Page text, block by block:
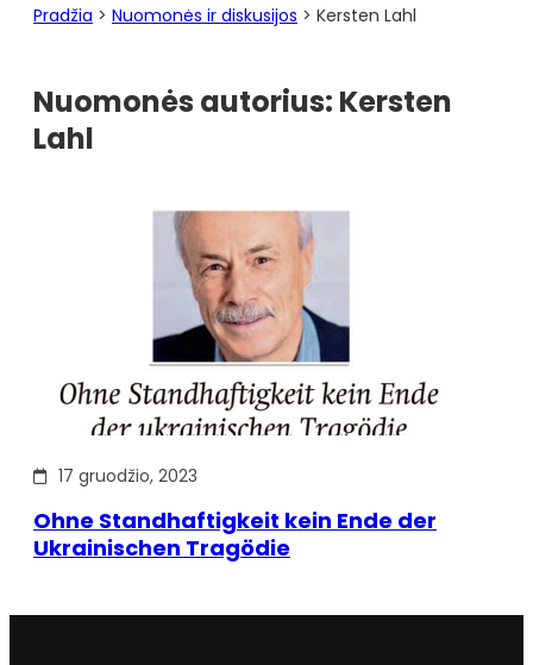
Pradžia > Nuomonės ir diskusijos > Kersten Lahl
Nuomonės autorius: Kersten
Lahl
17 gruodžio, 2023
Ohne Standhaftigkeit kein Ende der
Ukrainischen Tragödie